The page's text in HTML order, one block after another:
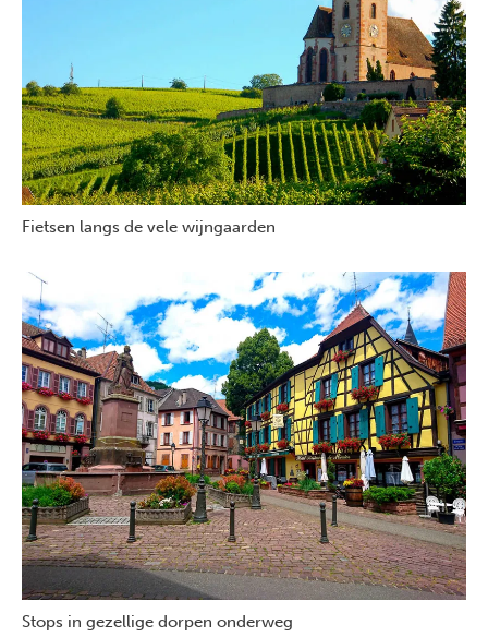
Fietsen langs de vele wijngaarden
Stops in gezellige dorpen onderweg